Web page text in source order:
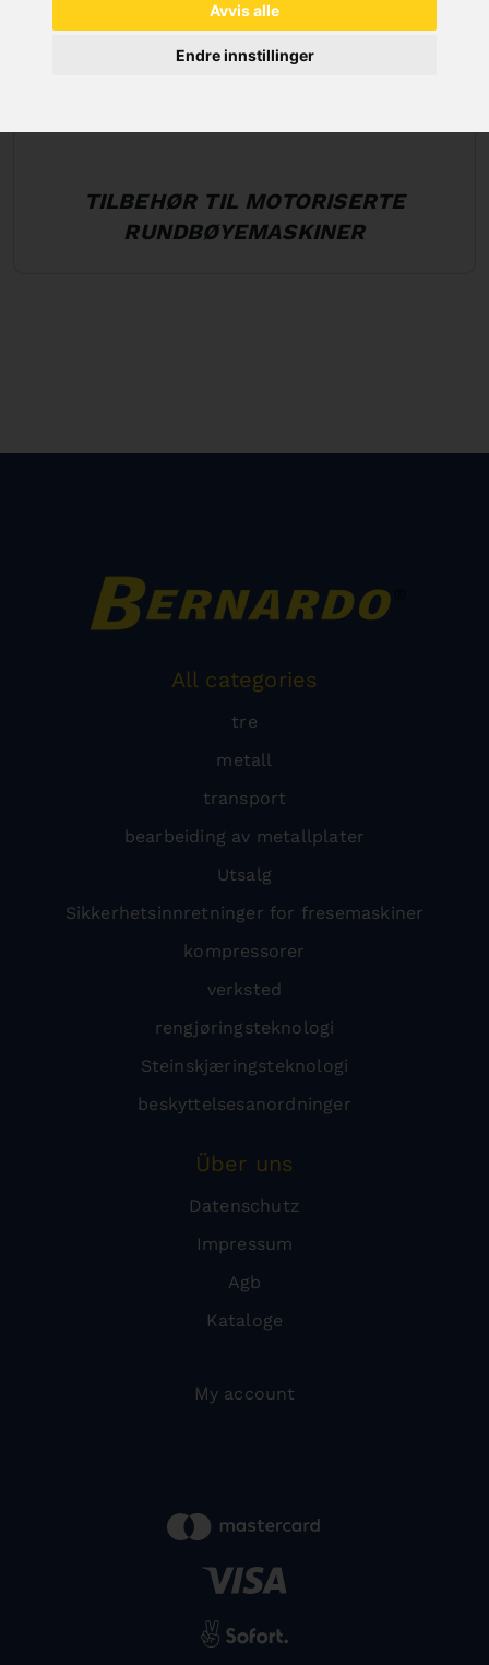
Avvis alle
Endre innstillinger
TILBEHØR TIL MOTORISERTE
RUNDBØYEMASKINER
All categories
tre
metall
transport
bearbeiding av metallplater
Utsalg
Sikkerhetsinnretninger for fresemaskiner
kompressorer
verksted
rengjøringsteknologi
Steinskjæringsteknologi
beskyttelsesanordninger
Über uns
Datenschutz
Impressum
Agb
Kataloge
My account